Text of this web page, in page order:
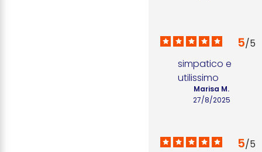
5/5
simpatico e
utilissimo
27/8/2025
Marisa M.
5/5